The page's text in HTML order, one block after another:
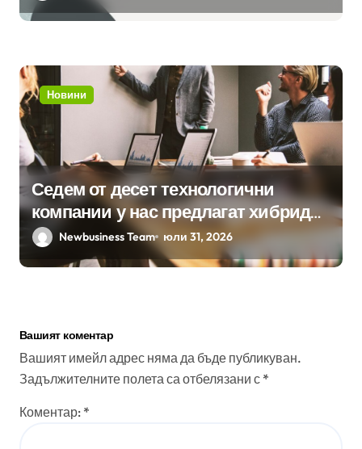
Новини
Седем от десет технологични
компании у нас предлагат хибридна
работаNewbusiness Team юли 31, 2026
Вашият коментар
Вашият имейл адрес няма да бъде публикуван.
Задължителните полета са отбелязани с *
Коментар: *